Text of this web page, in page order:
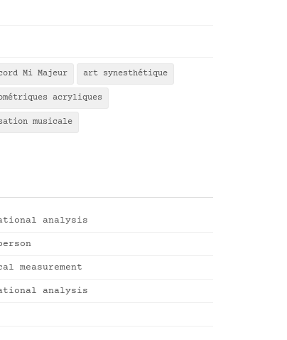
Mi Majeur art synesthétique
acryliques
musicale
analysis
measurement
analysis